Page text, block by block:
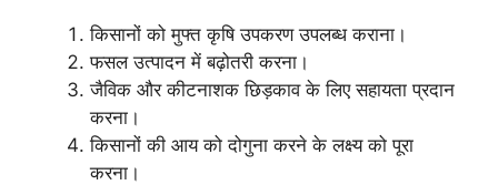
किसानों को मुफ्त कृषि उपकरण उपलब्ध कराना।
फसल उत्पादन में बढ़ोतरी करना।
जैविक और कीटनाशक छिड़काव के लिए सहायता प्रदान
करना।
किसानों की आय को दोगुना करने के लक्ष्य को पूरा
करना।